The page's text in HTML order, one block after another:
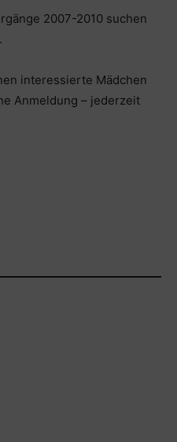
2007-2010 suchen
interessierte Mädchen
Anmeldung – jederzeit